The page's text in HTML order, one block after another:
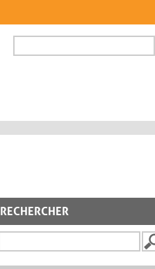
FORMULAIRE DE
RECHERCHER